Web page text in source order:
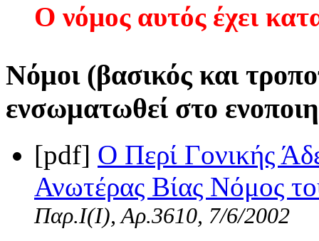
Ο νόμος αυτός έχει
Νόμοι (βασικός και
ενσωματωθεί στο
[pdf] Ο Περί Γονικής
Ανωτέρας Βίας Νόμος
Παρ.Ι(I), Αρ.3610, 7/6/2002